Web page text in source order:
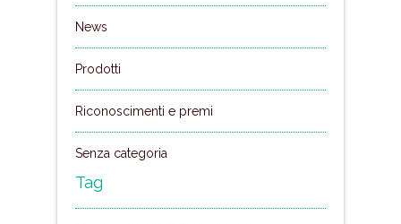
News
Prodotti
Riconoscimenti e premi
Senza categoria
Tag